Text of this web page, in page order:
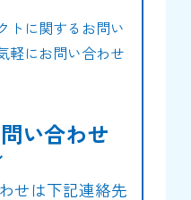
トに関するお問い
軽にお問い合わせ
い合わせ
せは下記連絡先